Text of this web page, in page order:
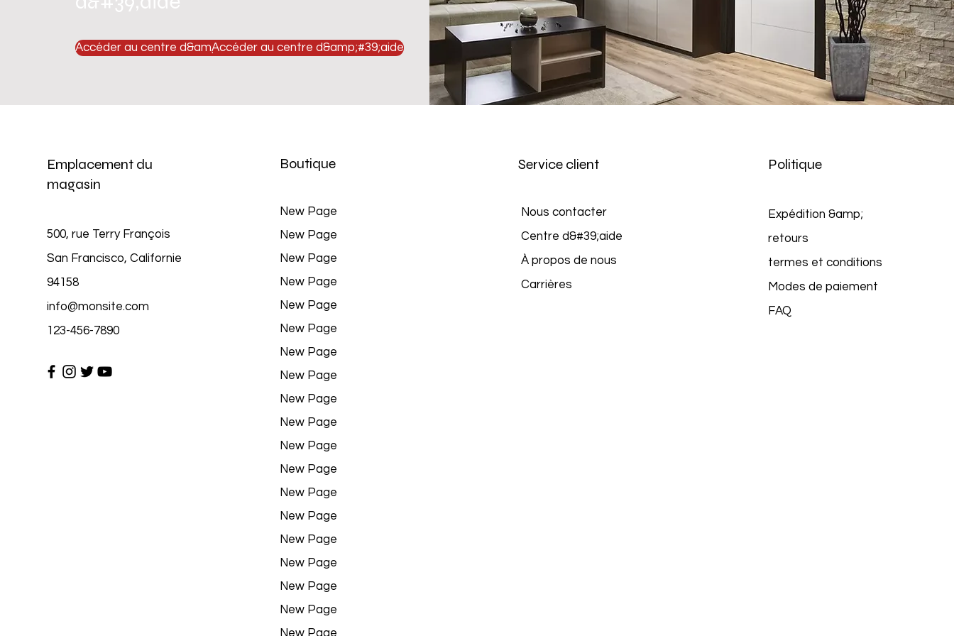
Accéder au centre d&amp;#39;aideAccéder au centre d&amp;#39;aide
Emplacement du
magasin
500, rue Terry François
San Francisco, Californie
94158
info@monsite.com
123-456-7890
Boutique
New Page
New Page
New Page
New Page
New Page
New Page
New Page
New Page
New Page
New Page
New Page
New Page
New Page
New Page
New Page
New Page
New Page
New Page
New Page
Service client
Nous contacter
Centre d&#39;aide
À propos de nous
Carrières
Politique
Expédition &amp;
retours
termes et conditions
Modes de paiement
FAQ